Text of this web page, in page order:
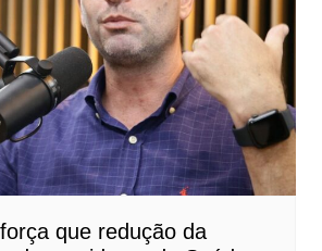
que redução da